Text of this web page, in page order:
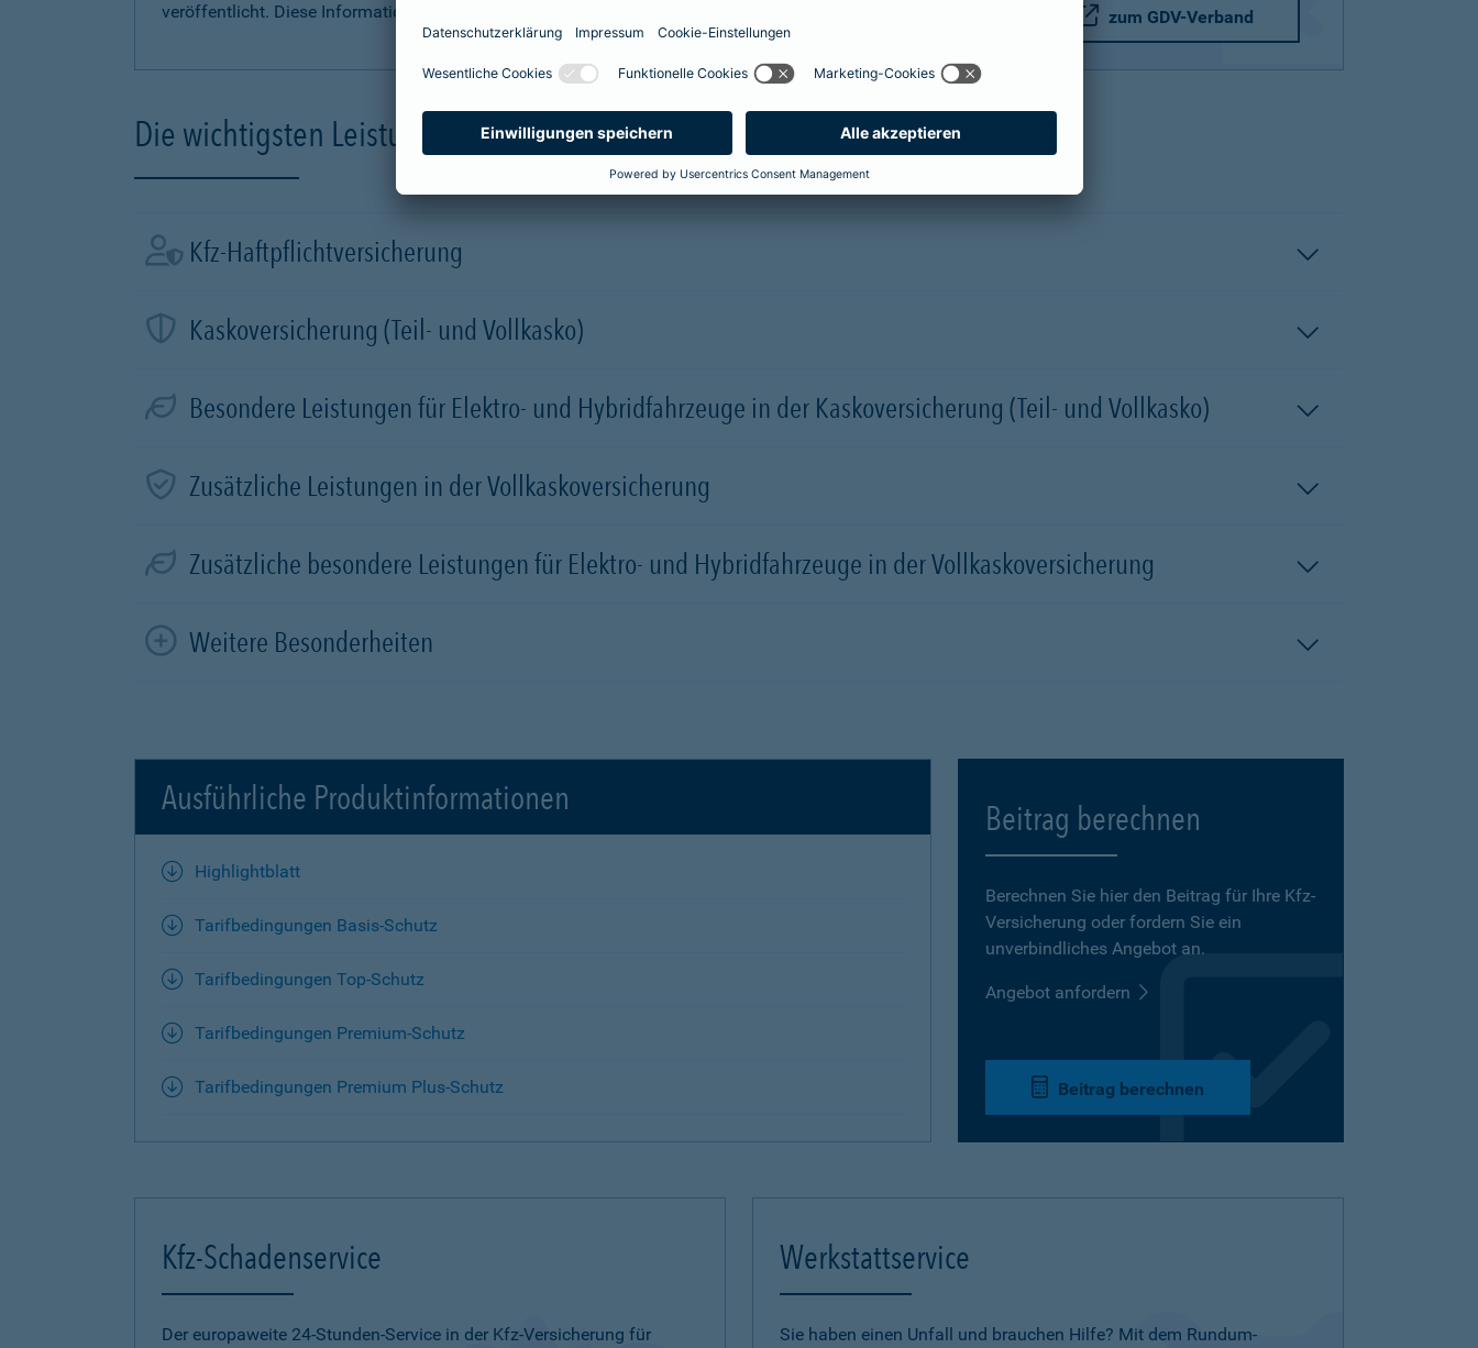
veröffentlicht. Diese Informationen finden Sie hier.
zum GDV-Verband
Die wichtigsten Leistungen der Kfz-Versicherung im Überblick
Kfz-Haftpflichtversicherung
Kaskoversicherung (Teil- und Vollkasko)
Besondere Leistungen für Elektro- und Hybridfahrzeuge in der Kaskoversicherung (Teil- und Vollkasko)
Zusätzliche Leistungen in der Vollkaskoversicherung
Zusätzliche besondere Leistungen für Elektro- und Hybridfahrzeuge in der Vollkaskoversicherung
Weitere Besonderheiten
Ausführliche Produktinformationen
Highlightblatt
Tarifbedingungen Basis-Schutz
Tarifbedingungen Top-Schutz
Tarifbedingungen Premium-Schutz
Tarifbedingungen Premium Plus-Schutz
Beitrag berechnen
Berechnen Sie hier den Beitrag für Ihre Kfz-
Versicherung oder fordern Sie ein
unverbindliches Angebot an.
Angebot anfordern
Beitrag berechnen
Kfz-Schadenservice
Der europaweite 24-Stunden-Service in der Kfz-Versicherung für
Werkstattservice
Sie haben einen Unfall und brauchen Hilfe? Mit dem Rundum-